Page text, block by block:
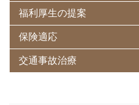
福利厚生の提案
保険適応
交通事故治療